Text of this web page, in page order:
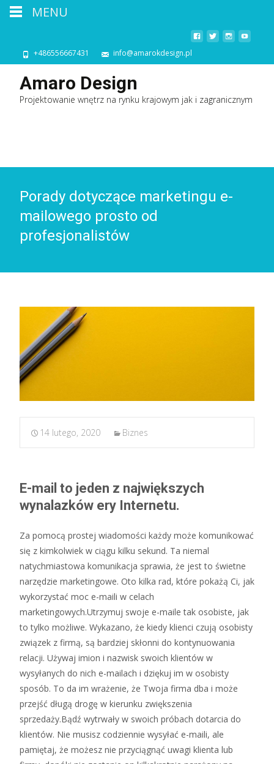
+486556667431 info@amarokdesign.pl
Amaro Design
Projektowanie wnętrz na rynku krajowym jak i zagranicznym
Porady dotyczące marketingu e-
mailowego prosto od
profesjonalistów
14 lutego, 2020 Biznes
E-mail to jeden z największych
wynalazków ery Internetu.
Za pomocą prostej wiadomości każdy może komunikować
się z kimkolwiek w ciągu kilku sekund. Ta niemal
natychmiastowa komunikacja sprawia, że ​​jest to świetne
narzędzie marketingowe. Oto kilka rad, które pokażą Ci, jak
wykorzystać moc e-maili w celach
marketingowych.Utrzymuj swoje e-maile tak osobiste, jak
to tylko możliwe. Wykazano, że kiedy klienci czują osobisty
związek z firmą, są bardziej skłonni do kontynuowania
relacji. Używaj imion i nazwisk swoich klientów w
wysyłanych do nich e-mailach i dziękuj im w osobisty
sposób. To da im wrażenie, że Twoja firma dba i może
przejść długą drogę w kierunku zwiększenia
sprzedaży.Bądź wytrwały w swoich próbach dotarcia do
klientów. Nie musisz codziennie wysyłać e-maili, ale
pamiętaj, że możesz nie przyciągnąć uwagi klienta lub
MENU